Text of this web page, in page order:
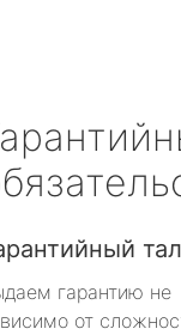
гарантию не
от